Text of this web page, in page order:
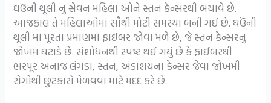
ઘઉંની થૂલી નું સેવન મહિલા ઓને સ્તન કેન્સરથી બચાવે છે.
આજકાલ તે મહિલાઓમાં સૌથી મોટી સમસ્યા બની ગઈ છે. ઘઉંની
થૂલી માં પૂરતા પ્રમાણમાં ફાઈબર જોવા મળે છે, જે સ્તન કેન્સરનું
જોખમ ઘટાડે છે. સંશોધનથી સ્પષ્ટ થઈ ગયું છે કે ફાઈબરથી
ભરપૂર અનાજ લંગડા, સ્તન, અંડાશયના કેન્સર જેવા જોખમી
રોગોથી છુટકારો મેળવવા માટે મદદ કરે છે.